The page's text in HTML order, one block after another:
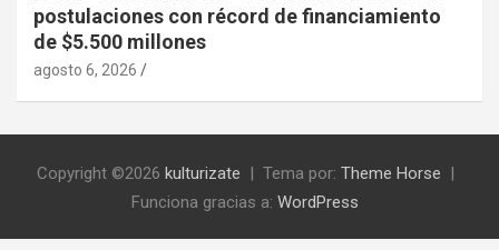
postulaciones con récord de financiamiento
de $5.500 millones
agosto 6, 2026
Copyright ©2026 kulturizate Tema por: Theme Horse
Funciona gracias a: WordPress